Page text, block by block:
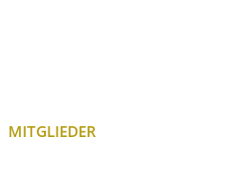
MITGLIEDER